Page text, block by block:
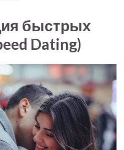
быстрых
Dating)